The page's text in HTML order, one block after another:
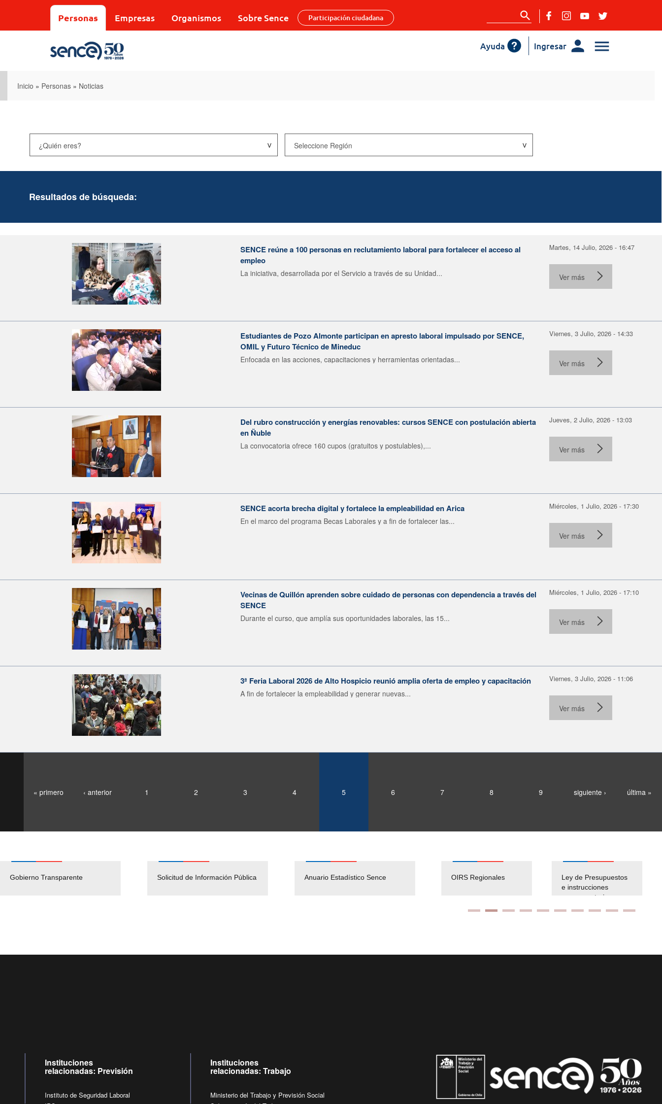
Personas Empresas Organismos Sobre Sence Participación ciudadana
Ingresar
Ayuda
Inicio » Personas » Noticias
Resultados de búsqueda:
SENCE reúne a 100 personas en reclutamiento laboral para fortalecer el acceso al
empleo
La iniciativa, desarrollada por el Servicio a través de su Unidad...
Martes, 14 Julio, 2026 - 16:47
Ver más
Estudiantes de Pozo Almonte participan en apresto laboral impulsado por SENCE,
OMIL y Futuro Técnico de Mineduc
Enfocada en las acciones, capacitaciones y herramientas orientadas...
Viernes, 3 Julio, 2026 - 14:33
Ver más
Del rubro construcción y energías renovables: cursos SENCE con postulación abierta
en Ñuble
La convocatoria ofrece 160 cupos (gratuitos y postulables),...
Jueves, 2 Julio, 2026 - 13:03
Ver más
SENCE acorta brecha digital y fortalece la empleabilidad en Arica
En el marco del programa Becas Laborales y a fin de fortalecer las...
Miércoles, 1 Julio, 2026 - 17:30
Ver más
Vecinas de Quillón aprenden sobre cuidado de personas con dependencia a través del
SENCE
Durante el curso, que amplía sus oportunidades laborales, las 15...
Miércoles, 1 Julio, 2026 - 17:10
Ver más
3ª Feria Laboral 2026 de Alto Hospicio reunió amplia oferta de empleo y capacitación
A fin de fortalecer la empleabilidad y generar nuevas...
Viernes, 3 Julio, 2026 - 11:06
Ver más
« primero ‹ anterior 1 2 3 4 5 6 7 8 9 siguiente › última »
Gobierno Transparente Solicitud de Información Pública Anuario Estadístico Sence
Pago Proveedores
Empleos Públicos
Solicitud Audiencias y
OIRS Regionales
Ley de Presupuestos
e instrucciones
presuspuetarias
Instituciones
relacionadas: Previsión
Instituto de Seguridad Laboral
Instituciones
relacionadas: Trabajo
Ministerio del Trabajo y Previsión Social